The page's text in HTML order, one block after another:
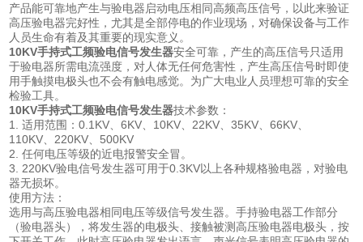
产品能可靠地产生与验电器启动电压相同高频高压信号，以此来验证
高压验电器完好性，尤其是全部停电的作业现场，对确保设备与工作
人员生命有着及其重要的现实意义。
10KV手持式工频验电信号发生器安全可靠，产生的高压信号只适用
于验电器所需电流强度，对人体无任何危害性，产生高压信号时即使
用手触摸电极头也不会有触电感觉。为广大电业人员理想可靠的安全
检验工具。
10KV手持式工频验电信号发生器技术参数：
1. 适用范围：0.1KV、6KV、10KV、22KV、35KV、66KV、
110KV、220KV、500KV
2. 任何电压等级的近电报警安全冒。
3. 220KV验电信号发生器可用于0.3KV以上各种规格验电器，对验电
器无损坏。
使用方法：
选用与高压验电器相同电压等级信号发生器。手持验电器工作部分
（验电器头），将发生器的电极头、接触被测高压验电器电极头，按